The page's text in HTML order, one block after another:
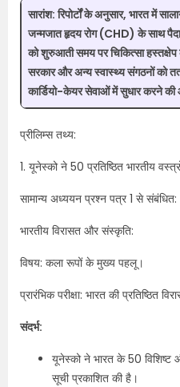
सारांश:रिपोर्टों के अनुसार, भारत में
जन्मजात हृदय रोग (CHD) के साथ
को शुरुआती समय पर चिकित्सा
सरकार और अन्य स्वास्थ्य संगठनों को
कार्डियो-केयर सेवाओं में सुधार करने
प्रीलिम्स तथ्य:
1. यूनेस्को ने 50 प्रतिष्ठित भारतीय
सामान्य अध्ययन प्रश्न पत्र 1 से संबंधित:
भारतीय विरासत और संस्कृति:
विषय: कला रूपों के मुख्य पहलू।
प्रारंभिक परीक्षा: भारत की प्रतिष्ठित
संदर्भ:
यूनेस्को ने भारत के 50 विशिष्ट
सूची प्रकाशित की है।